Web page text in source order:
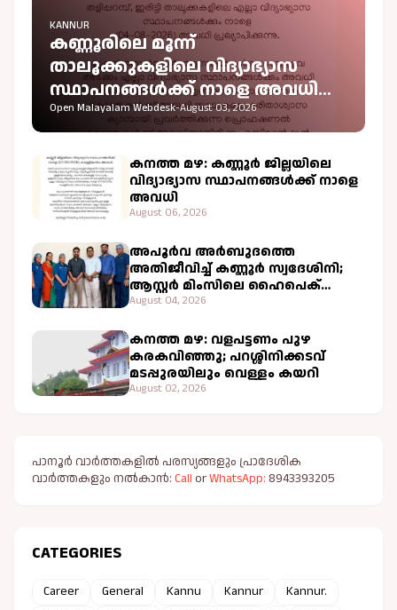
KANNUR
കണ്ണൂരിലെ മൂന്ന്
താലൂക്കുകളിലെ വിദ്യാഭ്യാസ
സ്ഥാപനങ്ങൾക്ക് നാളെ അവധി
പ്രഖ്യാപിച്ചു
Open Malayalam Webdesk-August 03, 2026
കനത്ത മഴ: കണ്ണൂർ ജില്ലയിലെ
വിദ്യാഭ്യാസ സ്ഥാപനങ്ങൾക്ക് നാളെ
അവധി
August 06, 2026
അപൂർവ അർബുദത്തെ
അതിജീവിച്ച് കണ്ണൂർ സ്വദേശിനി;
ആസ്റ്റർ മിംസിലെ ഹൈപെക്
ചികിത്സ വിജയകരം
August 04, 2026
കനത്ത മഴ: വളപട്ടണം പുഴ
കരകവിഞ്ഞു; പറശ്ശിനിക്കടവ്
മടപ്പുരയിലും വെള്ളം കയറി
August 02, 2026
പാനൂർ വാർത്തകളിൽ പരസ്യങ്ങളും പ്രാദേശിക
വാർത്തകളും നൽകാൻ: Call orWhatsApp: 8943393205
CATEGORIES
Career General Kannu Kannur
Kannur.